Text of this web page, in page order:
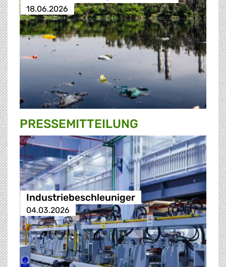
18.06.2026
PRESSE­MITTEILUNG
Industriebeschleuniger
04.03.2026